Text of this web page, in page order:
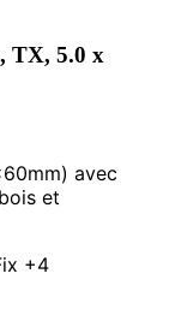
TX, 5.0 x
avec
et
+4